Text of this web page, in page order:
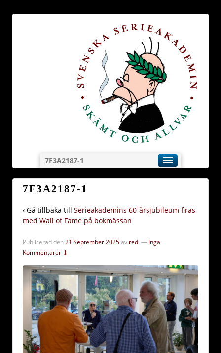
7F3A2187-1
7F3A2187-1
‹ Gå tillbaka till Serieakademins 60-årsjubileum firas
med Wall of Fame på bokmässan
Publicerad den21 September 2025av red.— Inga
Kommentarer ↓